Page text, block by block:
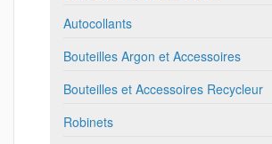
Autocollants
Bouteilles Argon et Accessoires
Bouteilles et Accessoires Recycleur
Robinets